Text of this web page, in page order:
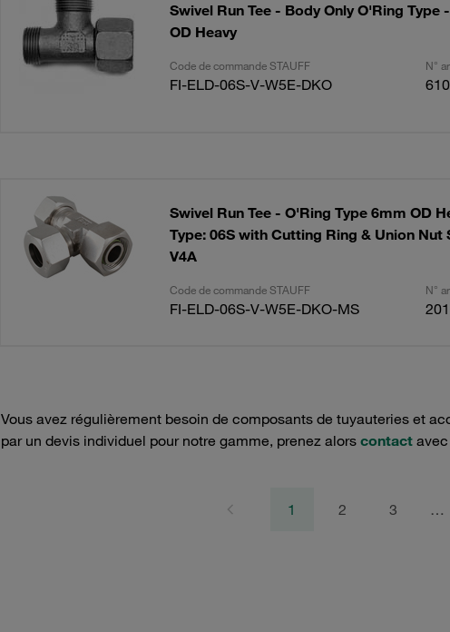
Swivel Run Tee - Body Only O'Ring Type
OD Heavy
Code de commande STAUFF N°
FI-ELD-06S-V-W5E-DKO
Swivel Run Tee - O'Ring Type 6mm OD
Type: 06S with Cutting Ring & Union Nut
V4A
Code de commande STAUFF N°
FI-ELD-06S-V-W5E-DKO-MS
Vous avez régulièrement besoin de composants de tuyauteries et
par un devis individuel pour notre gamme, prenez alors contactavec
1 2 3 …